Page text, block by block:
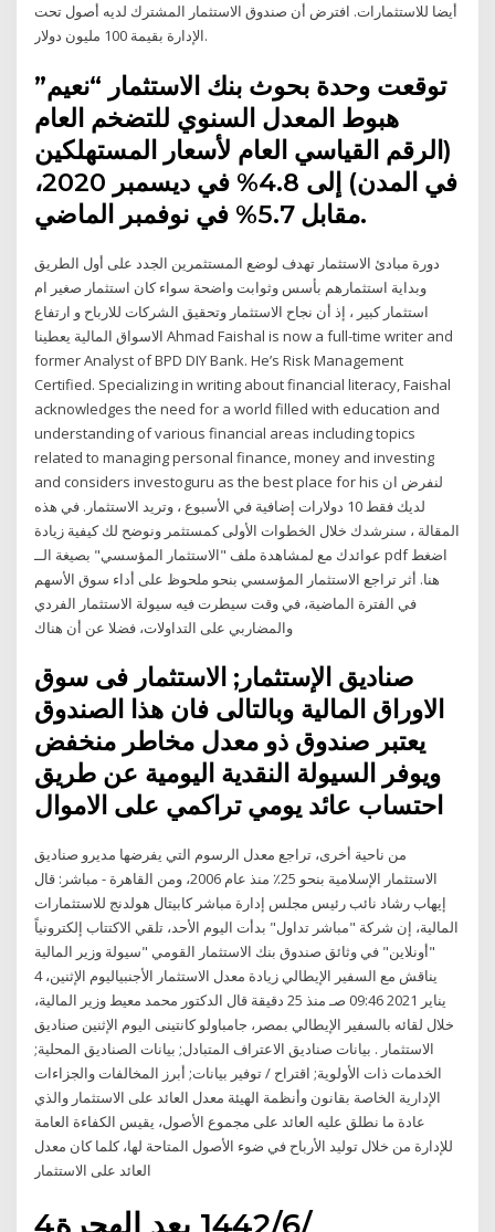
أيضا للاستثمارات. افترض أن صندوق الاستثمار المشترك لديه أصول تحت
الإدارة بقيمة 100 مليون دولار.
توقعت وحدة بحوث بنك الاستثمار “نعيم”
هبوط المعدل السنوي للتضخم العام
(الرقم القياسي العام لأسعار المستهلكين
في المدن) إلى 4.8% في ديسمبر 2020،
مقابل 5.7% في نوفمبر الماضي.
دورة مبادئ الاستثمار تهدف لوضع المستثمرين الجدد على أول الطريق
وبداية استثمارهم بأسس وثوابت واضحة سواء كان استثمار صغير ام
استثمار كبير ، إذ أن نجاح الاستثمار وتحقيق الشركات للارباح و ارتفاع
الاسواق المالية يعطينا Ahmad Faishal is now a full-time writer and
former Analyst of BPD DIY Bank. He’s Risk Management
Certified. Specializing in writing about financial literacy, Faishal
acknowledges the need for a world filled with education and
understanding of various financial areas including topics
related to managing personal finance, money and investing
and considers investoguru as the best place for his لنفرض ان
لديك فقط 10 دولارات إضافية في الأسبوع ، وتريد الاستثمار. في هذه
المقالة ، سنرشدك خلال الخطوات الأولى كمستثمر ونوضح لك كيفية زيادة
عوائدك مع لمشاهدة ملف "الاستثمار المؤسسي" بصيغة الــ pdf اضغط
هنا. أثر تراجع الاستثمار المؤسسي بنحو ملحوظ على أداء سوق الأسهم
في الفترة الماضية، في وقت سيطرت فيه سيولة الاستثمار الفردي
والمضاربي على التداولات، فضلا عن أن هناك
صناديق الإستثمار; الاستثمار فى سوق
الاوراق المالية وبالتالى فان هذا الصندوق
يعتبر صندوق ذو معدل مخاطر منخفض
ويوفر السيولة النقدية اليومية عن طريق
احتساب عائد يومي تراكمي على الاموال
من ناحية أخرى، تراجع معدل الرسوم التي يفرضها مديرو صناديق
الاستثمار الإسلامية بنحو 25٪ منذ عام 2006، ومن القاهرة - مباشر: قال
إيهاب رشاد نائب رئيس مجلس إدارة مباشر كابيتال هولدنج للاستثمارات
المالية، إن شركة "مباشر تداول" بدأت اليوم الأحد، تلقي الاكتتاب إلكترونياً
"أونلاين" في وثائق صندوق بنك الاستثمار القومي "سيولة وزير المالية
يناقش مع السفير الإيطالي زيادة معدل الاستثمار الأجنبياليوم الإثنين، 4
يناير 2021 09:46 صـ منذ 25 دقيقة قال الدكتور محمد معيط وزير المالية،
خلال لقائه بالسفير الإيطالي بمصر، جامباولو كانتينى اليوم الإثنين صناديق
الاستثمار . بيانات صناديق الاعتراف المتبادل; بيانات الصناديق المحلية;
الخدمات ذات الأولوية; اقتراح / توفير بيانات; أبرز المخالفات والجزاءات
الإدارية الخاصة بقانون وأنظمة الهيئة معدل العائد على الاستثمار والذي
عادة ما نطلق عليه العائد على مجموع الأصول، يقيس الكفاءة العامة
للإدارة من خلال توليد الأرباح في ضوء الأصول المتاحة لها، كلما كان معدل
العائد على الاستثمار
4‏‏/6‏‏/1442 بعد الهجرة